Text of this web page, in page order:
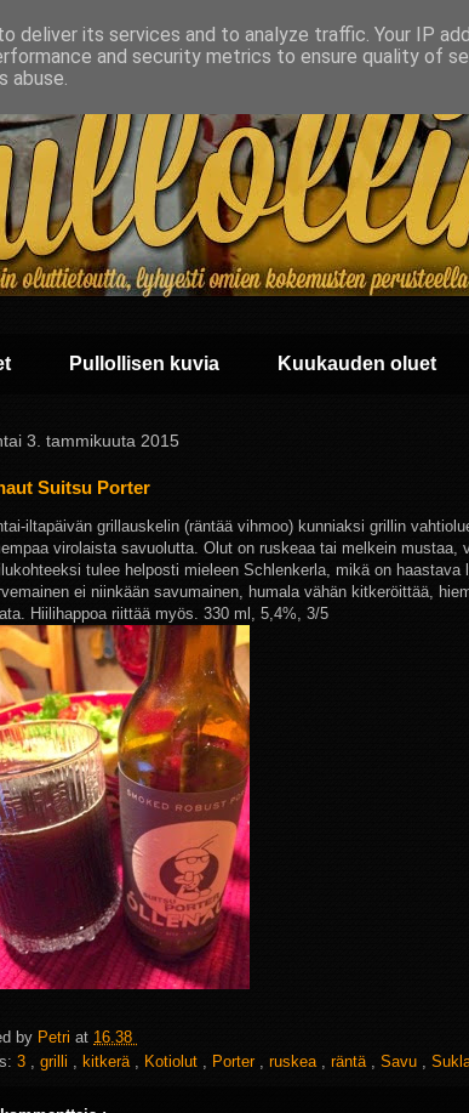
Pullollisen kuvia Kuukauden oluet
3. tammikuuta 2015
Suitsu Porter
iltapäivän grillauskelin (räntää vihmoo) kunniaksi grillin
virolaista savuolutta. Olut on ruskeaa tai melkein mustaa,
tulee helposti mieleen Schlenkerla, mikä on
ei niinkään savumainen, humala vähän kitkeröittää,
Hiilihappoa riittää myös. 330 ml, 5,4%, 3/5
by Petri at 16.38
3 grilli kitkerä Kotiolut Porter ruskea räntä Savu
deliver its services and to analyze traffic. Your IP
and security metrics to ensure quality of
abuse.